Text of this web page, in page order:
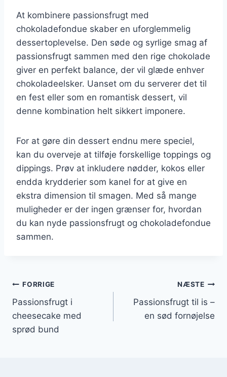
At kombinere passionsfrugt med
chokoladefondue skaber en uforglemmelig
dessertoplevelse. Den søde og syrlige smag af
passionsfrugt sammen med den rige chokolade
giver en perfekt balance, der vil glæde enhver
chokoladeelsker. Uanset om du serverer det til
en fest eller som en romantisk dessert, vil
denne kombination helt sikkert imponere.
For at gøre din dessert endnu mere speciel,
kan du overveje at tilføje forskellige toppings og
dippings. Prøv at inkludere nødder, kokos eller
endda krydderier som kanel for at give en
ekstra dimension til smagen. Med så mange
muligheder er der ingen grænser for, hvordan
du kan nyde passionsfrugt og chokoladefondue
sammen.
Indlægsnavigation
FORRIGE
Passionsfrugt i
cheesecake med
sprød bund
NÆSTE
Passionsfrugt til is –
en sød fornøjelse